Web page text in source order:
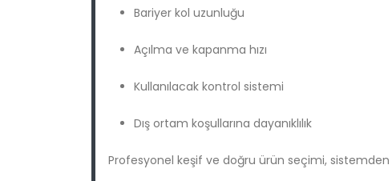
Bariyer kol uzunluğu
Açılma ve kapanma hızı
Kullanılacak kontrol sistemi
Dış ortam koşullarına dayanıklılık
Profesyonel keşif ve doğru ürün seçimi, sistemden